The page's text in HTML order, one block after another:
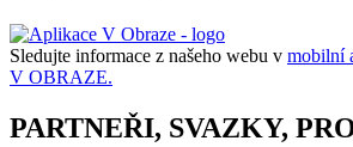
Sledujte informace z našeho webu v mobilní
V OBRAZE.
PARTNEŘI, SVAZKY,